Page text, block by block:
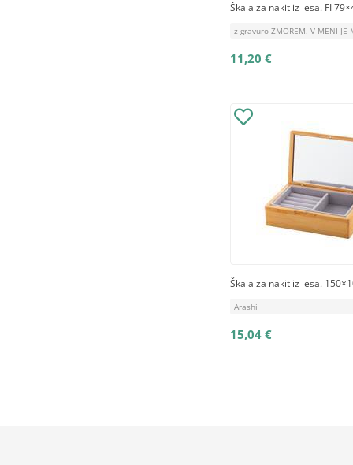
Škala za nakit iz lesa. FI
z gravuro ZMOREM. V MENI JE
11,20 €
Škala za nakit iz lesa.
Arashi
15,04 €